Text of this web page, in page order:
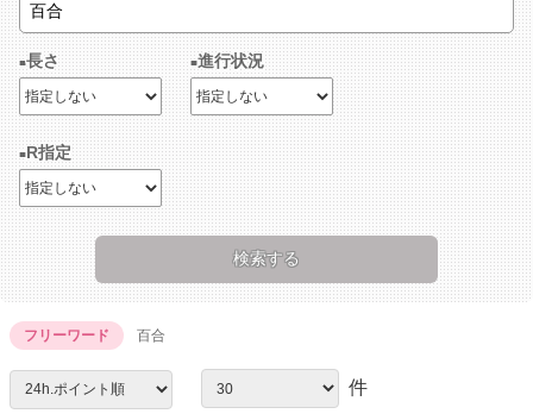
長さ 進行状況
R指定
フリーワード 百合
件